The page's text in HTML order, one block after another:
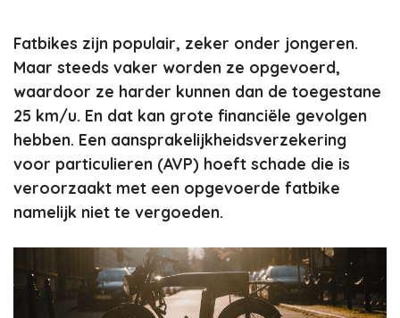
Fatbikes zijn populair, zeker onder jongeren.
Maar steeds vaker worden ze opgevoerd,
waardoor ze harder kunnen dan de toegestane
25 km/u. En dat kan grote financiële gevolgen
hebben. Een aansprakelijkheidsverzekering
voor particulieren (AVP) hoeft schade die is
veroorzaakt met een opgevoerde fatbike
namelijk niet te vergoeden.